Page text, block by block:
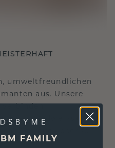
umweltfreundlichen
aus. Unsere
Handwerkskunst
Schmuck ebenso
FAMILY